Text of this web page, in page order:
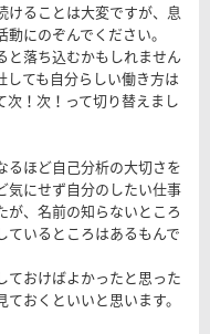
けることは大変ですが、息
にのぞんでください。
と落ち込むかもしれません
しても自分らしい働き方は
次！次！って切り替えまし
るほど自己分析の大切さを
気にせず自分のしたい仕事
が、名前の知らないところ
ているところはあるもんで
ておけばよかったと思った
おくといいと思います。